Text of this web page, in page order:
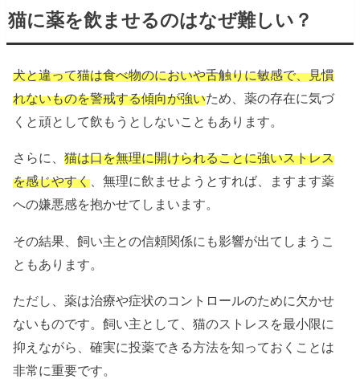
猫に薬を飲ませるのはなぜ難しい？
犬と違って猫は食べ物のにおいや舌触りに敏感で、見慣
れないものを警戒する傾向が強いため、薬の存在に気づ
くと頑として飲もうとしないこともあります。
さらに、猫は口を無理に開けられることに強いストレス
を感じやすく 、無理に飲ませようとすれば、ますます薬
への嫌悪感を抱かせてしまいます。
その結果、飼い主との信頼関係にも影響が出てしまうこ
ともあります。
ただし、薬は治療や症状のコントロールのために欠かせ
ないものです。飼い主として、猫のストレスを最小限に
抑えながら、確実に投薬できる方法を知っておくことは
非常に重要です。